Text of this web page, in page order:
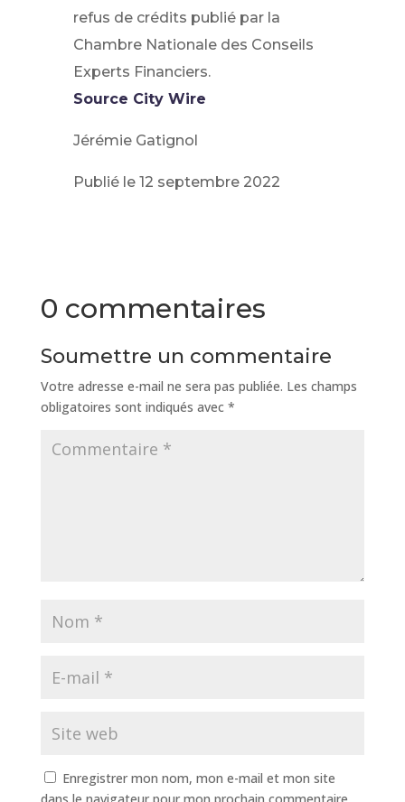
refus de crédits publié par la
Chambre Nationale des Conseils
Experts Financiers.
Source City Wire
Jérémie Gatignol
Publié le 12 septembre 2022
0 commentaires
Soumettre un commentaire
Votre adresse e-mail ne sera pas publiée. Les champs
obligatoires sont indiqués avec *
Enregistrer mon nom, mon e-mail et mon site
dans le navigateur pour mon prochain commentaire.